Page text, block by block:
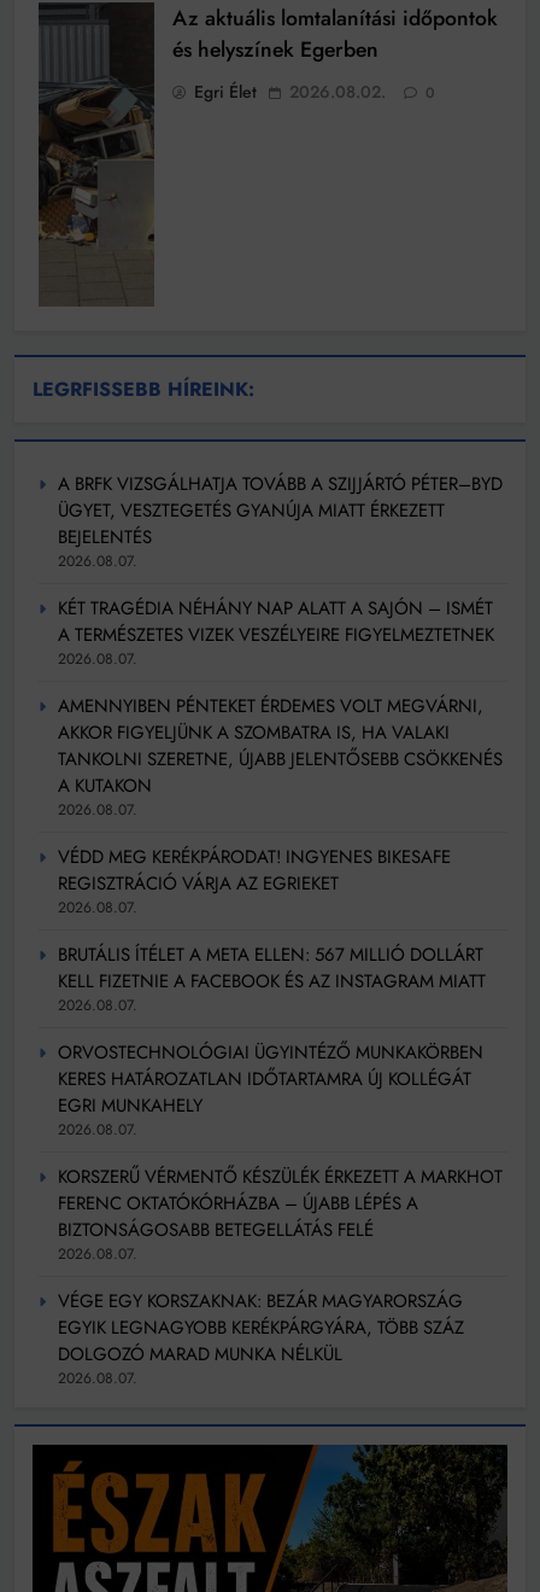
Az aktuális lomtalanítási időpontok
és helyszínek Egerben
Egri Élet 2026.08.02. 0
LEGRFISSEBB HÍREINK:
A BRFK VIZSGÁLHATJA TOVÁBB A SZIJJÁRTÓ PÉTER–BYD
ÜGYET, VESZTEGETÉS GYANÚJA MIATT ÉRKEZETT
BEJELENTÉS
2026.08.07.
KÉT TRAGÉDIA NÉHÁNY NAP ALATT A SAJÓN – ISMÉT
A TERMÉSZETES VIZEK VESZÉLYEIRE FIGYELMEZTETNEK
2026.08.07.
AMENNYIBEN PÉNTEKET ÉRDEMES VOLT MEGVÁRNI,
AKKOR FIGYELJÜNK A SZOMBATRA IS, HA VALAKI
TANKOLNI SZERETNE, ÚJABB JELENTŐSEBB CSÖKKENÉS
A KUTAKON
2026.08.07.
VÉDD MEG KERÉKPÁRODAT! INGYENES BIKESAFE
REGISZTRÁCIÓ VÁRJA AZ EGRIEKET
2026.08.07.
BRUTÁLIS ÍTÉLET A META ELLEN: 567 MILLIÓ DOLLÁRT
KELL FIZETNIE A FACEBOOK ÉS AZ INSTAGRAM MIATT
2026.08.07.
ORVOSTECHNOLÓGIAI ÜGYINTÉZŐ MUNKAKÖRBEN
KERES HATÁROZATLAN IDŐTARTAMRA ÚJ KOLLÉGÁT
EGRI MUNKAHELY
2026.08.07.
KORSZERŰ VÉRMENTŐ KÉSZÜLÉK ÉRKEZETT A MARKHOT
FERENC OKTATÓKÓRHÁZBA – ÚJABB LÉPÉS A
BIZTONSÁGOSABB BETEGELLÁTÁS FELÉ
2026.08.07.
VÉGE EGY KORSZAKNAK: BEZÁR MAGYARORSZÁG
EGYIK LEGNAGYOBB KERÉKPÁRGYÁRA, TÖBB SZÁZ
DOLGOZÓ MARAD MUNKA NÉLKÜL
2026.08.07.